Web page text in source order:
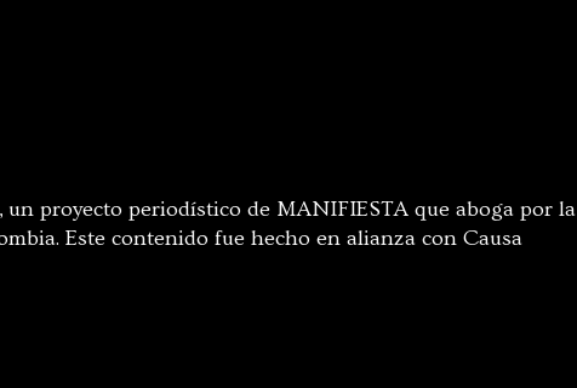
un proyecto periodístico de MANIFIESTA que aboga por la
Este contenido fue hecho en alianza con Causa